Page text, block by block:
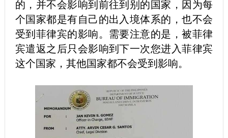
的，并不会影响到前往到别的国家，因为每
个国家都是有自己的出入境体系的，也不会
受到菲律宾的影响。需要注意的是，被菲律
宾遣返之后只会影响到下一次您进入菲律宾
这个国家，其他国家都不会受到影响。